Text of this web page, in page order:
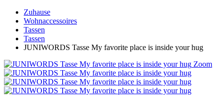
Zuhause
Wohnaccessoires
Tassen
Tassen
JUNIWORDS Tasse My favorite place is inside your hug
Zoom